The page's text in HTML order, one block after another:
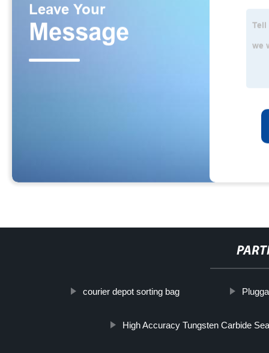
courier depot sorting bag
High Accuracy Tungsten Carbide